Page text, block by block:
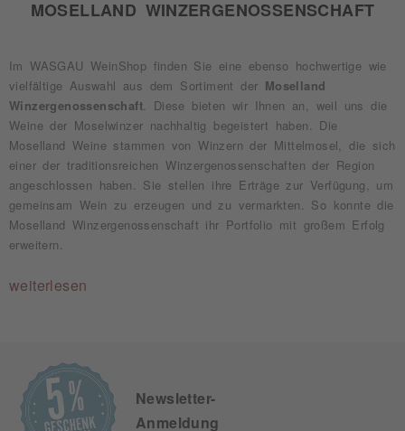
MOSELLAND WINZERGENOSSENSCHAFT
Im WASGAU WeinShop finden Sie eine ebenso hochwertige wie
vielfältige Auswahl aus dem Sortiment der Moselland
Winzergenossenschaft . Diese bieten wir Ihnen an, weil uns die
Weine der Moselwinzer nachhaltig begeistert haben. Die
Moselland Weine stammen von Winzern der Mittelmosel, die sich
einer der traditionsreichen Winzergenossenschaften der Region
angeschlossen haben. Sie stellen ihre Erträge zur Verfügung, um
gemeinsam Wein zu erzeugen und zu vermarkten. So konnte die
Moselland Winzergenossenschaft ihr Portfolio mit großem Erfolg
erweitern.
weiterlesen
Newsletter-
Anmeldung